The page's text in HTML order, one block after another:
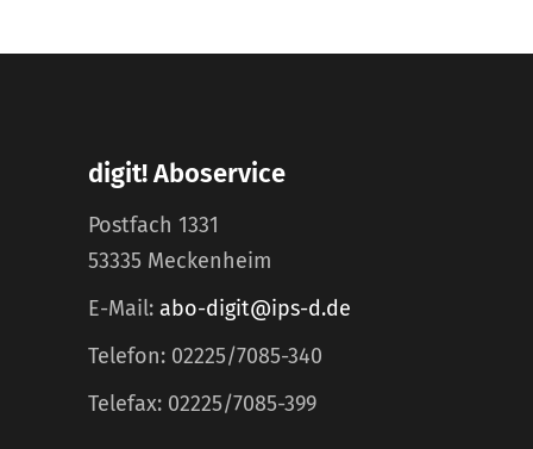
digit! Aboservice
Postfach 1331
53335 Meckenheim
E-Mail: abo-digit@ips-d.de
Telefon: 02225/7085-340
Telefax: 02225/7085-399